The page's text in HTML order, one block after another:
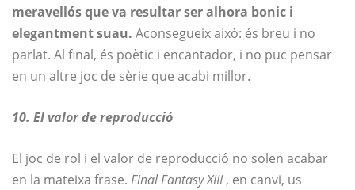
meravellós que va resultar ser alhora bonic i
elegantment suau. Aconsegueix això: és breu i no
parlat. Al final, és poètic i encantador, i no puc pensar
en un altre joc de sèrie que acabi millor.
10. El valor de reproducció
El joc de rol i el valor de reproducció no solen acabar
en la mateixa frase. Final Fantasy XIII, en canvi, us